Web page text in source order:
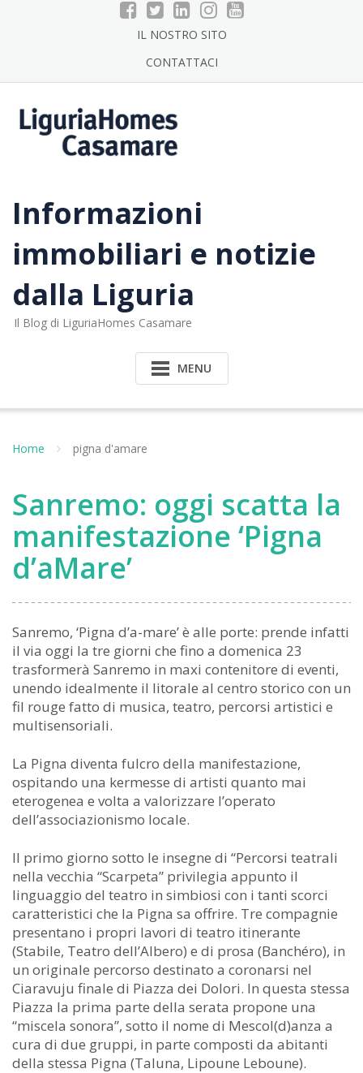
IL NOSTRO SITO
CONTATTACI
Informazioni
immobiliari e notizie
dalla Liguria
Il Blog di LiguriaHomes Casamare
MENU
Home pigna d'amare
Sanremo: oggi scatta la
manifestazione ‘Pigna
d’aMare’
Sanremo, ‘Pigna d’a-mare’ è alle porte: prende infatti
il via oggi la tre giorni che fino a domenica 23
trasformerà Sanremo in maxi contenitore di eventi,
unendo idealmente il litorale al centro storico con un
fil rouge fatto di musica, teatro, percorsi artistici e
multisensoriali.
La Pigna diventa fulcro della manifestazione,
ospitando una kermesse di artisti quanto mai
eterogenea e volta a valorizzare l’operato
dell’associazionismo locale.
Il primo giorno sotto le insegne di “Percorsi teatrali
nella vecchia “Scarpeta” privilegia appunto il
linguaggio del teatro in simbiosi con i tanti scorci
caratteristici che la Pigna sa offrire. Tre compagnie
presentano i propri lavori di teatro itinerante
(Stabile, Teatro dell’Albero) e di prosa (Banchéro), in
un originale percorso destinato a coronarsi nel
Ciaravuju finale di Piazza dei Dolori. In questa stessa
Piazza la prima parte della serata propone una
“miscela sonora”, sotto il nome di Mescol(d)anza a
cura di due gruppi, in parte composti da abitanti
della stessa Pigna (Taluna, Lipoune Leboune).